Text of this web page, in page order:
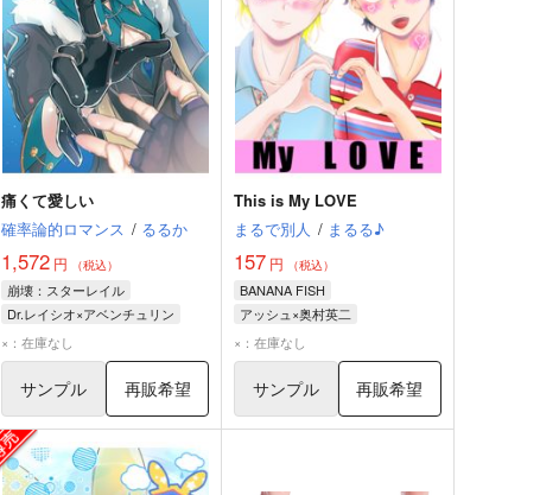
痛くて愛しい
確率論的ロマンス / るるか
1,572 円 （税込）
崩壊：スターレイル
Dr.レイシオ×アベンチュリン
Dr.レイシオ
×：在庫なし
サンプル 再販希望
This is My LOVE
まるで別人 / まるる♪
157 円 （税込）
BANANA FISH
アッシュ×奥村英二
アッシュ・リンクス
×：在庫なし
サンプル 再販希望